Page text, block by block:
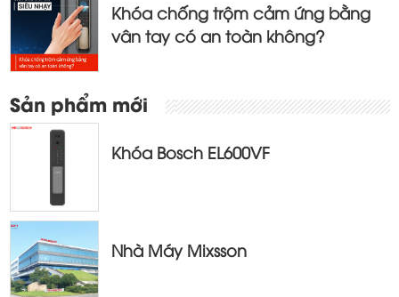
Khóa chống trộm cảm ứng bằng
vân tay có an toàn không?
Sản phẩm mới
Khóa Bosch EL600VF
Nhà Máy Mixsson